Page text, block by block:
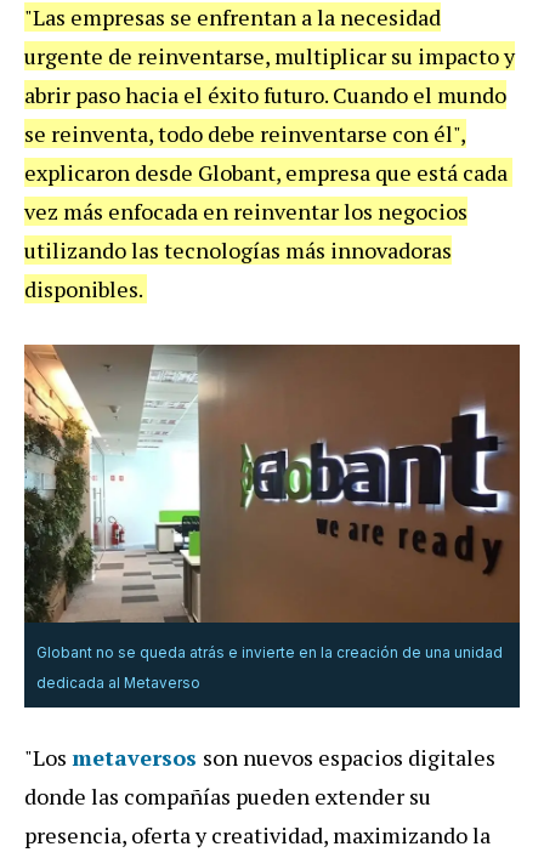
"Las empresas se enfrentan a la necesidad
urgente de reinventarse, multiplicar su impacto y
abrir paso hacia el éxito futuro. Cuando el mundo
se reinventa, todo debe reinventarse con él",
explicaron desde Globant, empresa que está cada
vez más enfocada en reinventar los negocios
utilizando las tecnologías más innovadoras
disponibles.
Globant no se queda atrás e invierte en la creación de una unidad
dedicada al Metaverso
"Los metaversos son nuevos espacios digitales
donde las compañías pueden extender su
presencia, oferta y creatividad, maximizando la